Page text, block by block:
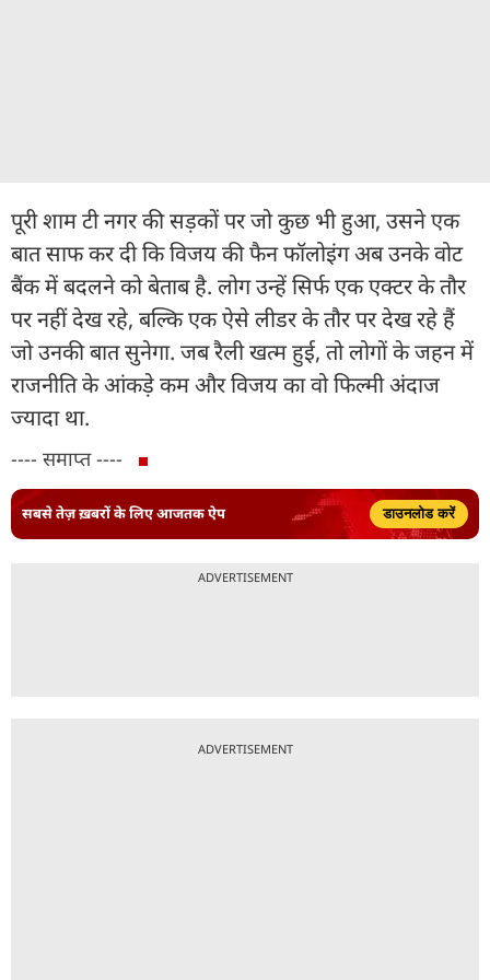
पूरी शाम टी नगर की सड़कों पर जो कुछ भी हुआ, उसने एक
बात साफ कर दी कि विजय की फैन फॉलोइंग अब उनके वोट
बैंक में बदलने को बेताब है. लोग उन्हें सिर्फ एक एक्टर के तौर
पर नहीं देख रहे, बल्कि एक ऐसे लीडर के तौर पर देख रहे हैं
जो उनकी बात सुनेगा. जब रैली खत्म हुई, तो लोगों के जहन में
राजनीति के आंकड़े कम और विजय का वो फिल्मी अंदाज
ज्यादा था.
---- समाप्त ----
सबसे तेज़ ख़बरों के लिए आजतक ऐप डाउनलोड करें
ADVERTISEMENT
ADVERTISEMENT